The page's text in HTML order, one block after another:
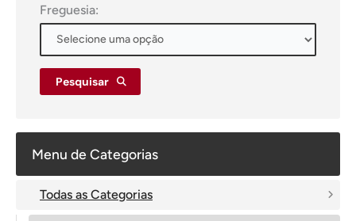
Freguesia:
Pesquisar
Menu de Categorias
Todas as Categorias